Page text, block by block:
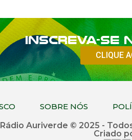
Inscreva-se
CLIQUE
SOBRE NÓS
Rádio Auriverde © 2025 -
Criado